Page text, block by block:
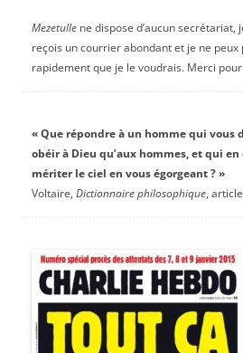
Mezetullene dispose d’aucun secrétariat,
reçois un courrier abondant et je ne peux
rapidement que je le voudrais. Merci
« Que répondre à un homme qui vous
obéir à Dieu qu’aux hommes, et qui
mériter le ciel en vous égorgeant ? »
Voltaire, Dictionnaire philosophique,